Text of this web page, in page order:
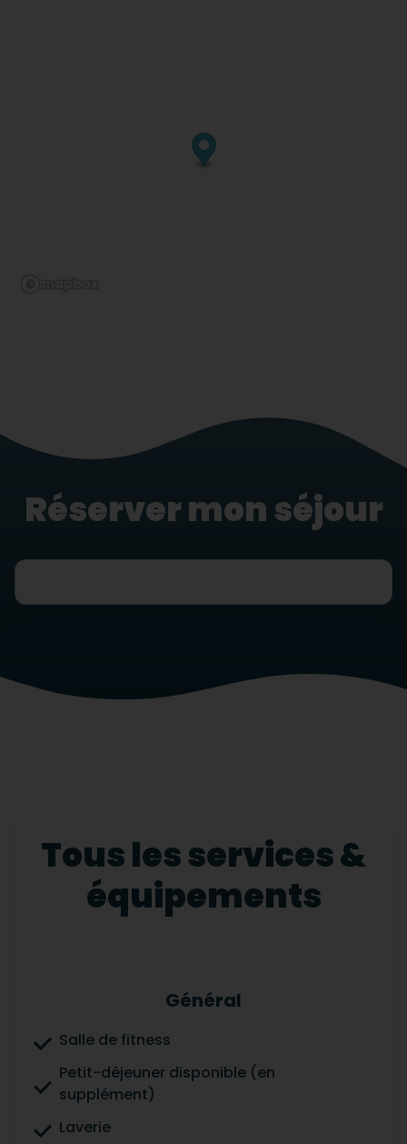
Réserver mon séjour
Tous les services &
équipements
Général
Salle de fitness
Petit-déjeuner disponible (en
supplément)
Laverie